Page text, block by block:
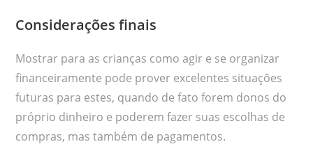
Considerações finais
Mostrar para as crianças como agir e se organizar
financeiramente pode prover excelentes situações
futuras para estes, quando de fato forem donos do
próprio dinheiro e poderem fazer suas escolhas de
compras, mas também de pagamentos.